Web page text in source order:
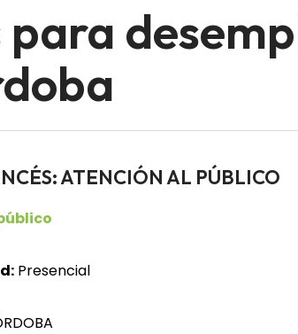
ATENCIÓN AL PÚBLICO
Presencial